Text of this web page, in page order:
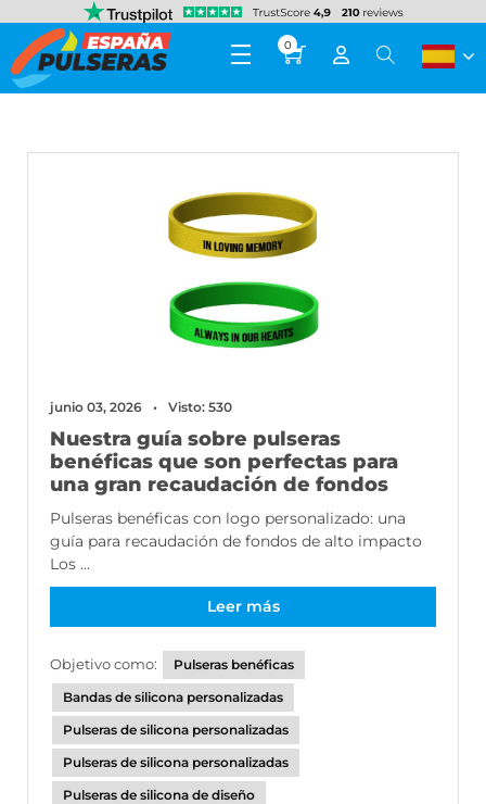
0
junio 03, 2026 Visto: 530
Nuestra guía sobre pulseras
benéficas que son perfectas para
una gran recaudación de fondos
Pulseras benéficas con logo personalizado: una
guía para recaudación de fondos de alto impacto
Los ...
Leer más
Objetivo como:
Pulseras benéficas
Bandas de silicona personalizadas
Pulseras de silicona personalizadas
Pulseras de silicona personalizadas
Pulseras de silicona de diseño